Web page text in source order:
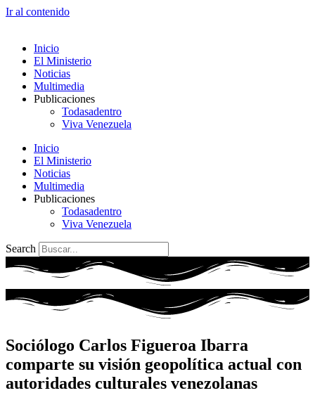
Ir al contenido
Inicio
El Ministerio
Noticias
Multimedia
Publicaciones
Todasadentro
Viva Venezuela
Inicio
El Ministerio
Noticias
Multimedia
Publicaciones
Todasadentro
Viva Venezuela
Search
Sociólogo Carlos Figueroa Ibarra
comparte su visión geopolítica actual con
autoridades culturales venezolanas